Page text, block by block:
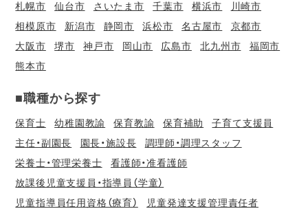
札幌市 仙台市 さいたま市 千葉市 横浜市
川崎市
相模原市
新潟市 静岡市 浜松市 名古屋市
京都市
大阪市
堺市 神戸市 岡山市 広島市 北九州市
福岡市
熊本市
■職種から探す
保育士 幼稚園教諭 保育教諭 保育補助
子育て支援員
主任・副園長
園長・施設長
調理師・調理スタッフ
栄養士・管理栄養士
看護師・准看護師
放課後児童支援員・指導員（学童）
児童指導員任用資格（療育）
児童発達支援管理責任者